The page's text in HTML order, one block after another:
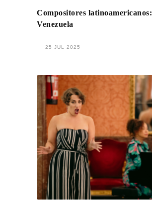
Compositores latinoamericanos:
Venezuela
25 JUL 2025